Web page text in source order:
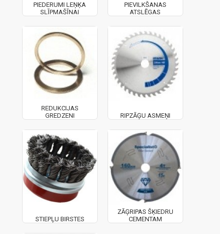
PIEDERUMI LEŅĶA
SLĪPMAŠĪNAI
PIEVILKŠANAS
ATSLĒGAS
REDUKCIJAS
GREDZENI
RIPZĀĢU ASMEŅI
STIEPĻU BIRSTES
ZĀĢRIPAS ŠĶIEDRU
CEMENTAM